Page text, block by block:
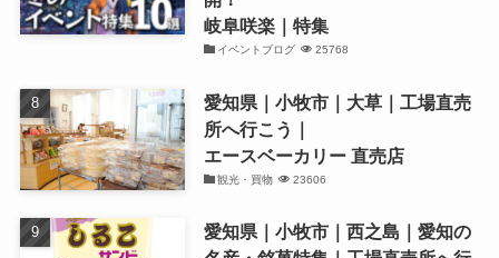
岐阜咲楽｜特集
イベントブログ 25768
愛知県｜小牧市｜大草｜工場直売
所へ行こう｜
エースベーカリー 直売店
観光・買物 23606
愛知県｜小牧市｜西之島｜愛知の